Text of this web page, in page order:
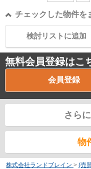
チェックした物件を
検討リストに追加
無料会員登録はこ
会員登録
さら
物
株式会社ランドブレイン > (売